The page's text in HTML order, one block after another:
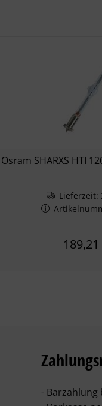
Osram SHARXS HTI
Lieferzeit:
189,21
- Barzahlung